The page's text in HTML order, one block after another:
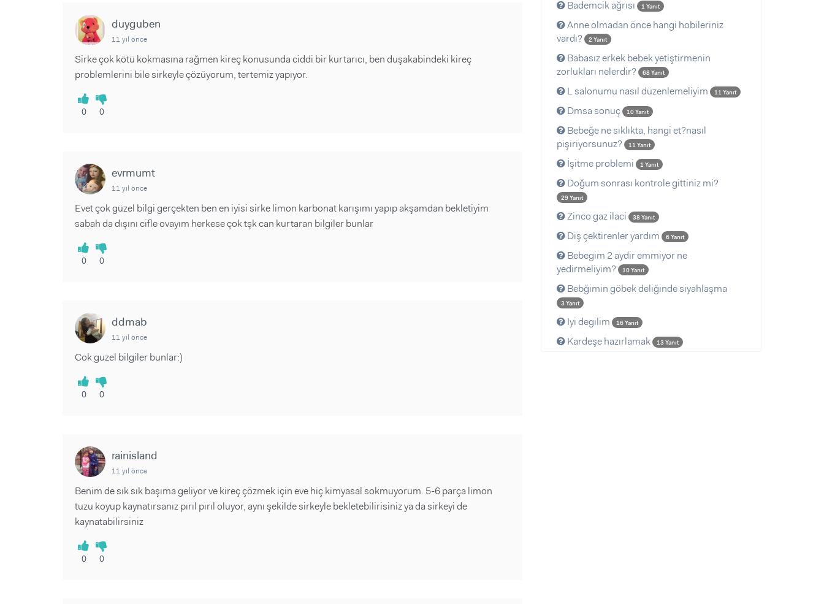
Sorular ve Yanıtlar
duyguben
11 yıl önce
Sirke çok kötü kokmasına rağmen kireç konusunda ciddi bir kurtarıcı, ben duşakabindeki kireç
problemlerini bile sirkeyle çözüyorum, tertemiz yapıyor.
0 0
evrmumt
11 yıl önce
Evet çok güzel bilgi gerçekten ben en iyisi sirke limon karbonat karışımı yapıp akşamdan bekletiyim
sabah da dışını cifle ovayım herkese çok tşk can kurtaran bilgiler bunlar
0 0
ddmab
11 yıl önce
Cok guzel bilgiler bunlar:)
0 0
rainisland
11 yıl önce
Benim de sık sık başıma geliyor ve kireç çözmek için eve hiç kimyasal sokmuyorum. 5-6 parça limon
tuzu koyup kaynatırsanız pırıl pırıl oluyor, aynı şekilde sirkeyle bekletebilirisiniz ya da sirkeyi de
kaynatabilirsiniz
0 0
Bademcik ağrısı 1 Yanıt
Anne olmadan önce hangi hobileriniz
vardı?
2 Yanıt
Babasız erkek bebek yetiştirmenin
zorlukları nelerdir?
68 Yanıt
L salonumu nasıl düzenlemeliyim 11 Yanıt
Dmsa sonuç 10 Yanıt
Bebeğe ne sıklıkta, hangi et?nasıl
pişiriyorsunuz?
11 Yanıt
İşitme problemi 1 Yanıt
Doğum sonrası kontrole gittiniz mi?
29 Yanıt
Zinco gaz ilaci 38 Yanıt
Diş çektirenler yardım 6 Yanıt
Bebegim 2 aydir emmiyor ne
yedirmeliyim?
10 Yanıt
Bebğimin göbek deliğinde siyahlaşma
3 Yanıt
Iyi degilim 16 Yanıt
Kardeşe hazırlamak 13 Yanıt